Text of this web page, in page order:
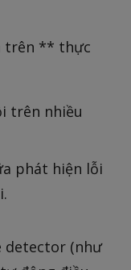
trên ** thực
trên nhiều
phát hiện lỗi
detector (như